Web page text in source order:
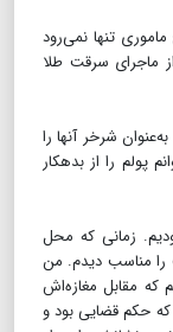
تنها نمی‌رود
ماجرای سرقت طلا
شر‌خر آنها را
پولم را از بدهکار
زمانی که محل
مناسب دیدم. من
که مقابل مغازه‌اش
که حکم قضایی بود و